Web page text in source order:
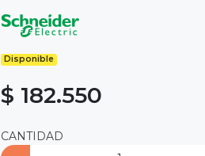
Disponible
$ 182.550
CANTIDAD